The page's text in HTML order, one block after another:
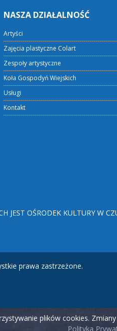
NASZA DZIAŁALNOŚĆ
Artyści
Zajęcia plastyczne Colart
Zespoły artystyczne
Koła Gospodyń Wiejskich
Usługi
Kontakt
JEST OŚRODEK KULTURY W
prawa zastrzeżone.
plików cookies.
Polityka